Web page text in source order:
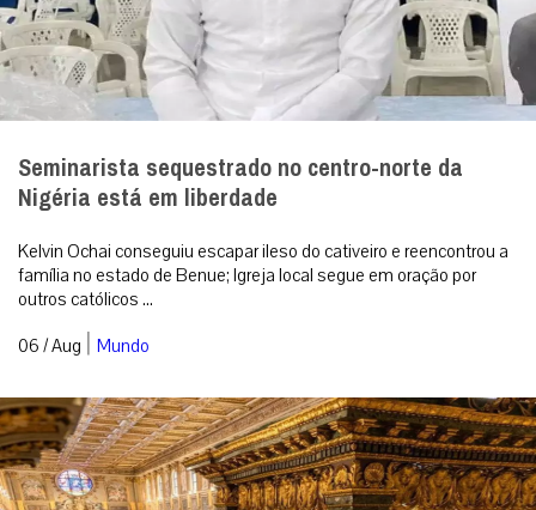
Seminarista sequestrado no centro-norte da
Nigéria está em liberdade
Kelvin Ochai conseguiu escapar ileso do cativeiro e reencontrou a
família no estado de Benue; Igreja local segue em oração por
outros católicos ...
06 / Aug | Mundo